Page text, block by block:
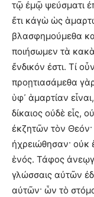
τῷ ἐμῷ ψεύσματι
ἔτι κἀγὼ ὡς
βλασφημούμεθα
ποιήσωμεν τὰ
ἔνδικόν ἐστι. Τί
προῃτιασάμεθα
ὑφ᾿ ἁμαρτίαν
δίκαιος οὐδὲ εἷς,
ἐκζητῶν τὸν
ἠχρειώθησαν· οὐκ
ἑνός. Τάφος
γλώσσαις αὐτῶν
αὐτῶν· ὧν τὸ στόμα